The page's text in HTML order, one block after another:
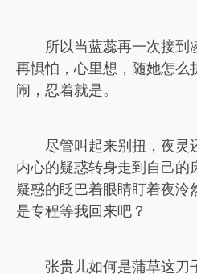
所以当蓝蕊再一次接到
再惧怕，心里想，随她怎么
闹，忍着就是。
尽管叫起来别扭，夜灵
内心的疑惑转身走到自己的
疑惑的眨巴着眼睛盯着夜泠
是专程等我回来吧？
张贵儿如何是蒲草这刀